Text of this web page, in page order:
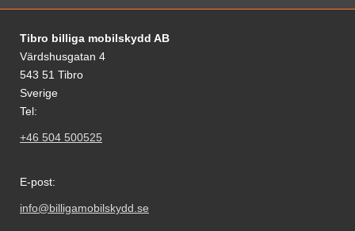
Fodnoter Blandede oplysninger og links
Tibro billiga mobilskydd AB
Värdshusgatan 4
543 51 Tibro
Sverige
Tel:
+46 504 500525
E-post:
info@billigamobilskydd.se